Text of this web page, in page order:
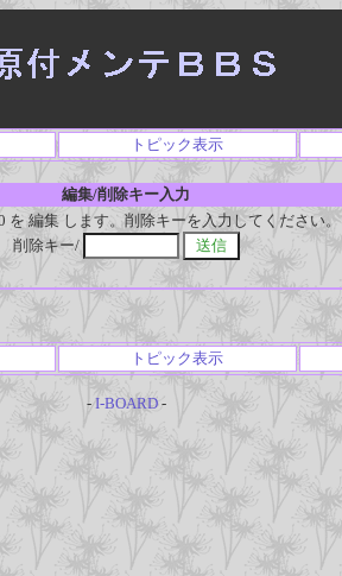
トピック表示
編集/削除キー入力
を 編集 します。削除キーを入力してください。
削除キー/
トピック表示
- I-BOARD-